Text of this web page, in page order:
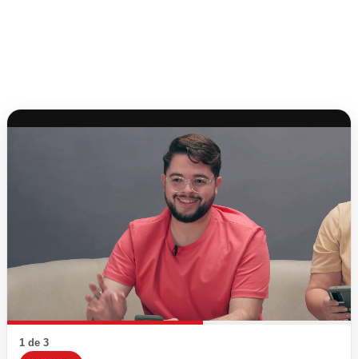
1 de 3